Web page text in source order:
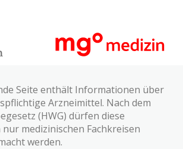
Seite enthält Informationen über
Arzneimittel. Nach dem
(HWG) dürfen diese
medizinischen Fachkreisen
werden.